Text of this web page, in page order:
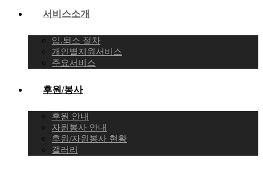
서비스소개
입.퇴소 절차
개인별지원서비스
주요서비스
후원/봉사
후원 안내
자원봉사 안내
후원/자원봉사 현황
갤러리